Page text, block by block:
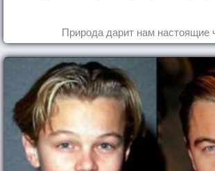
Природа дарит нам настоящие